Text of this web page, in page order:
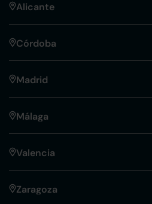
Alicante
Córdoba
Madrid
Málaga
Valencia
Zaragoza